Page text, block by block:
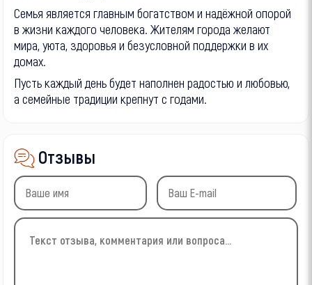
Семья является главным богатством и надёжной опорой
в жизни каждого человека. Жителям города желают
мира, уюта, здоровья и безусловной поддержки в их
домах.
Пусть каждый день будет наполнен радостью и любовью,
а семейные традиции крепнут с годами.
Отзывы